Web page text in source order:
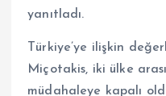
yanıtladı.
Türkiye’ye ilişkin
Miçotakis, iki ülke
müdahaleye kapalı